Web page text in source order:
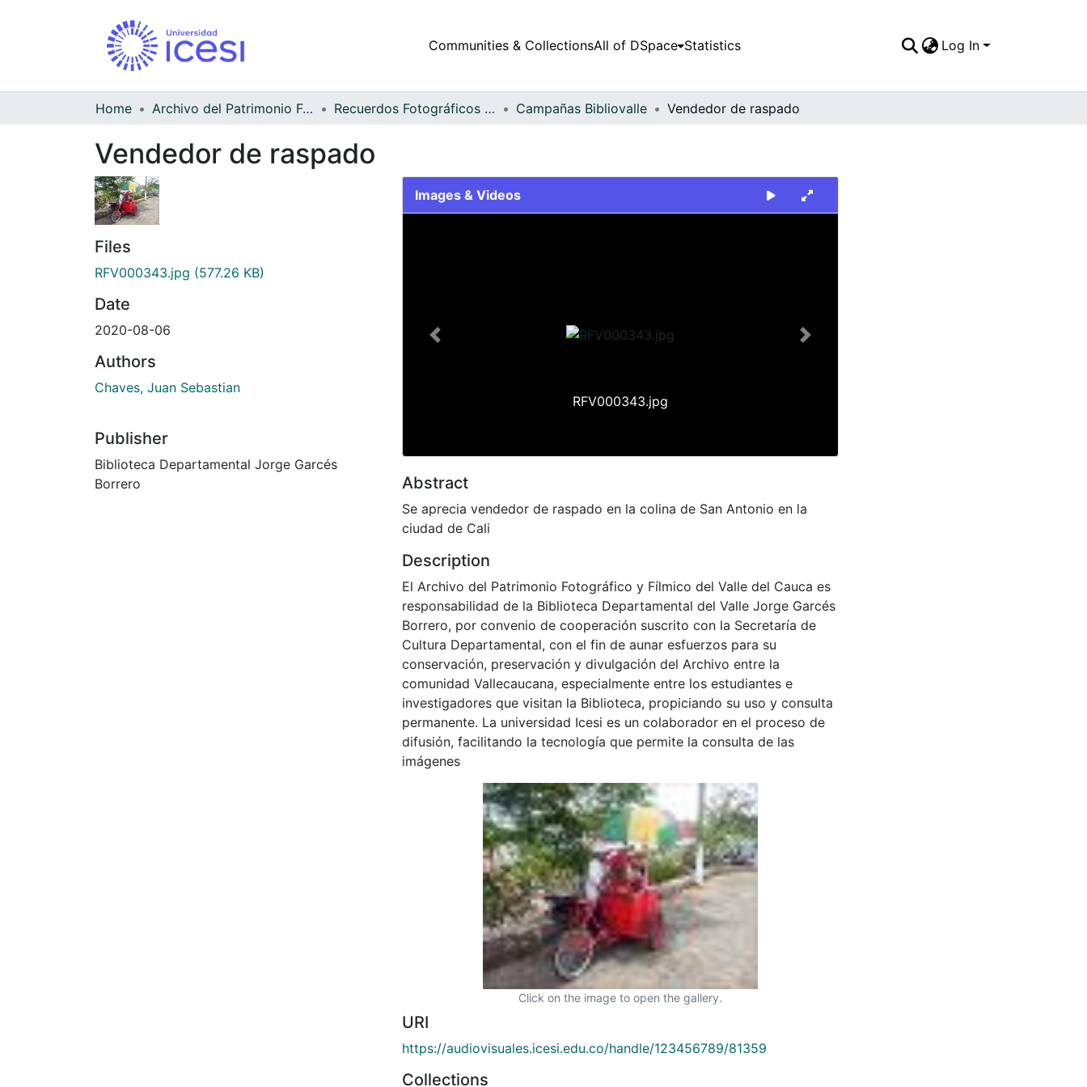
Communities & CollectionsAll of DSpace Statistics Log In
Home Archivo del Patrimonio Fotográfico y Fílmico del Valle del Cauca Recuerdos Fotográficos Vallecaucanos Campañas Bibliovalle Vendedor de raspado
Vendedor de raspado
Files
RFV000343.jpg (577.26 KB)
Date
2020-08-06
Authors
Chaves, Juan Sebastian
Publisher
Biblioteca Departamental Jorge Garcés
Borrero
Images & Videos
RFV000343.jpg
Previous Next
Abstract
Se aprecia vendedor de raspado en la colina de San Antonio en la
ciudad de Cali
Description
El Archivo del Patrimonio Fotográfico y Fílmico del Valle del Cauca es
responsabilidad de la Biblioteca Departamental del Valle Jorge Garcés
Borrero, por convenio de cooperación suscrito con la Secretaría de
Cultura Departamental, con el fin de aunar esfuerzos para su
conservación, preservación y divulgación del Archivo entre la
comunidad Vallecaucana, especialmente entre los estudiantes e
investigadores que visitan la Biblioteca, propiciando su uso y consulta
permanente. La universidad Icesi es un colaborador en el proceso de
difusión, facilitando la tecnología que permite la consulta de las
imágenes
Click on the image to open the gallery.
URI
https://audiovisuales.icesi.edu.co/handle/123456789/81359
Collections